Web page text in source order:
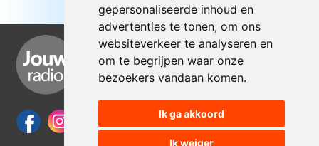
gepersonaliseerde inhoud en
advertenties te tonen, om ons
websiteverkeer te analyseren en
om te begrijpen waar onze
bezoekers vandaan komen.
Ik ga akkoord
Ik weiger